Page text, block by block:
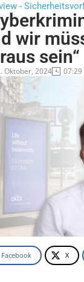
-
wir
sein“
Oktober, 2024 07:29
Facebook X